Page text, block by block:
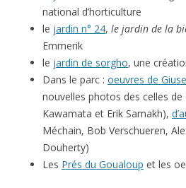
national d’horticulture
le jardin n° 24, le jardin de la
Emmerik
le jardin de sorgho, une
Dans le parc : oeuvres de
nouvelles photos des celles de
Kawamata et Erik Samakh),
Méchain, Bob Verschueren,
Douherty)
Les Prés du Goualoup et les